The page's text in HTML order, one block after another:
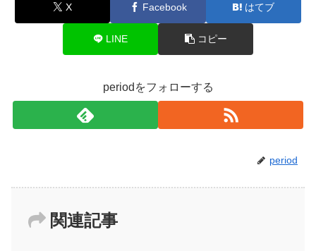
X Facebook はてブ
LINE コピー
periodをフォローする
period
関連記事